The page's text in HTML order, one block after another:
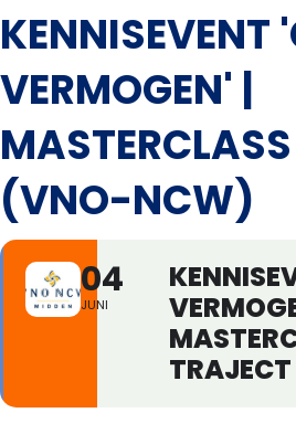
KENNISEVENT
VERMOGEN' |
(VNO-NCW)
04
JUNI